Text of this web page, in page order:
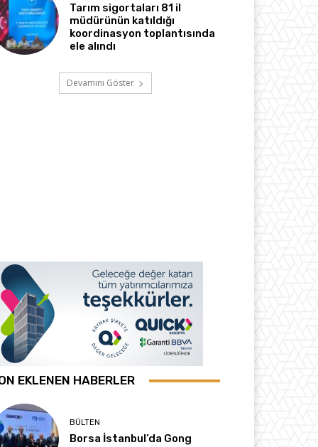
Tarım sigortaları 81 il
müdürünün katıldığı
koordinasyon toplantısında
ele alındı
Devamını Göster